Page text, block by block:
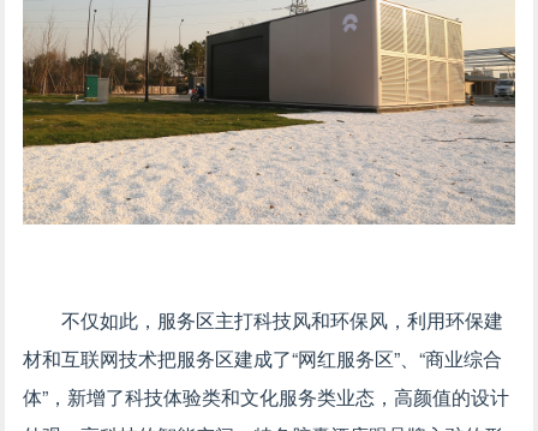
不仅如此，服务区主打科技风和环保风，利用环保建
材和互联网技术把服务区建成了“网红服务区”、“商业综合
体”，新增了科技体验类和文化服务类业态，高颜值的设计